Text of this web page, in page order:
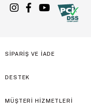
SİPARİŞ VE İADE
DESTEK
MÜŞTERİ HİZMETLERİ